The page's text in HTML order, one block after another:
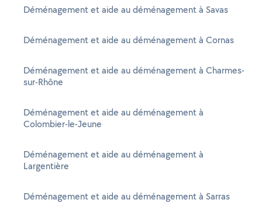
Déménagement et aide au déménagement à Savas
Déménagement et aide au déménagement à Cornas
Déménagement et aide au déménagement à Charmes-
sur-Rhône
Déménagement et aide au déménagement à
Colombier-le-Jeune
Déménagement et aide au déménagement à
Largentière
Déménagement et aide au déménagement à Sarras